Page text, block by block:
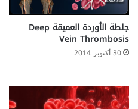
جلطة الأوردة العميقة Deep
Vein Thrombosis
30 أكتوبر 2014